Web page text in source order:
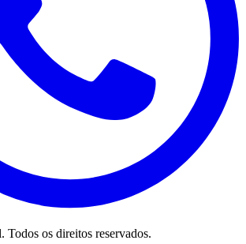
Todos os direitos reservados.